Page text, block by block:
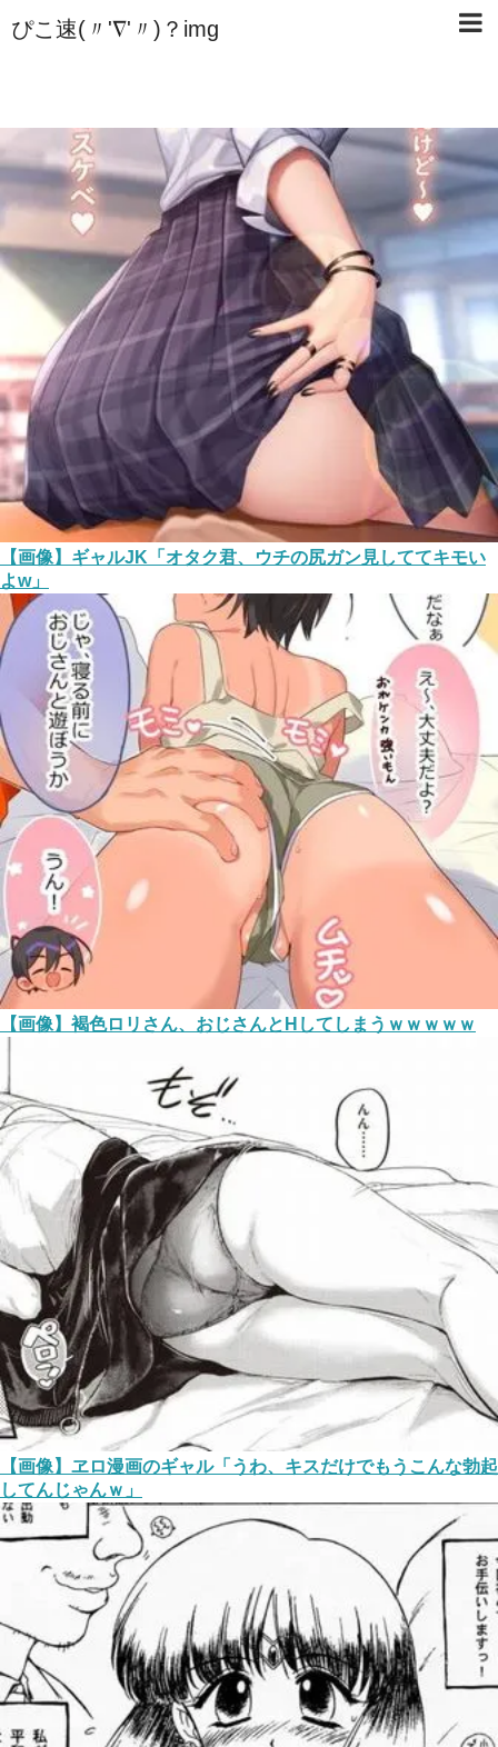
ぴこ速(〃'∇'〃)？img
【画像】ギャルJK「オタク君、ウチの尻ガン見しててキモい
よw」
【画像】褐色ロリさん、おじさんとHしてしまうｗｗｗｗｗ
【画像】ヱロ漫画のギャル「うわ、キスだけでもうこんな勃起
してんじゃんｗ」